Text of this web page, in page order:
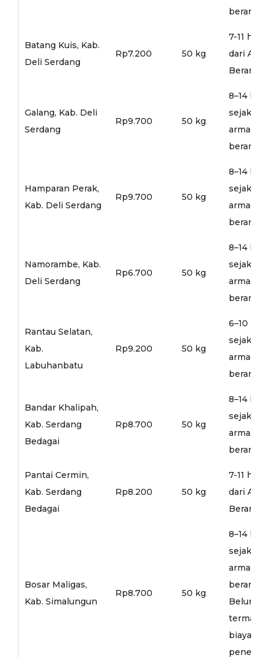
Batang Kuis, Kab.
Deli Serdang
Rp7.200 50 kg
7-11 hari
dari
Galang, Kab. Deli
Serdang
Rp9.700 50 kg
8–14 hari
sejak
armada
Hamparan Perak,
Kab. Deli Serdang
Rp9.700 50 kg
8–14 hari
sejak
armada
Namorambe, Kab.
Deli Serdang
Rp6.700 50 kg
8–14 hari
sejak
armada
Rantau Selatan,
Kab.
Labuhanbatu
Rp9.200 50 kg
6–10 hari
sejak
armada
Bandar Khalipah,
Kab. Serdang
Bedagai
Rp8.700 50 kg
8–14 hari
sejak
armada
Pantai Cermin,
Kab. Serdang
Bedagai
Rp8.200 50 kg
7-11 hari
dari
Bosar Maligas,
Kab. Simalungun
Rp8.700 50 kg
8–14 hari
sejak
armada
Belum
biaya